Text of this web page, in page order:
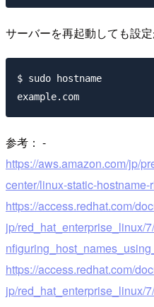
サーバーを再起動しても設定
$ sudo hostname
参考： -
https://aws.amazon.com/jp/
center/linux-static-
https://access.redhat.com/
jp/red_hat_enterprise_linux/
https://access.redhat.com/
jp/red_hat_enterprise_linux/